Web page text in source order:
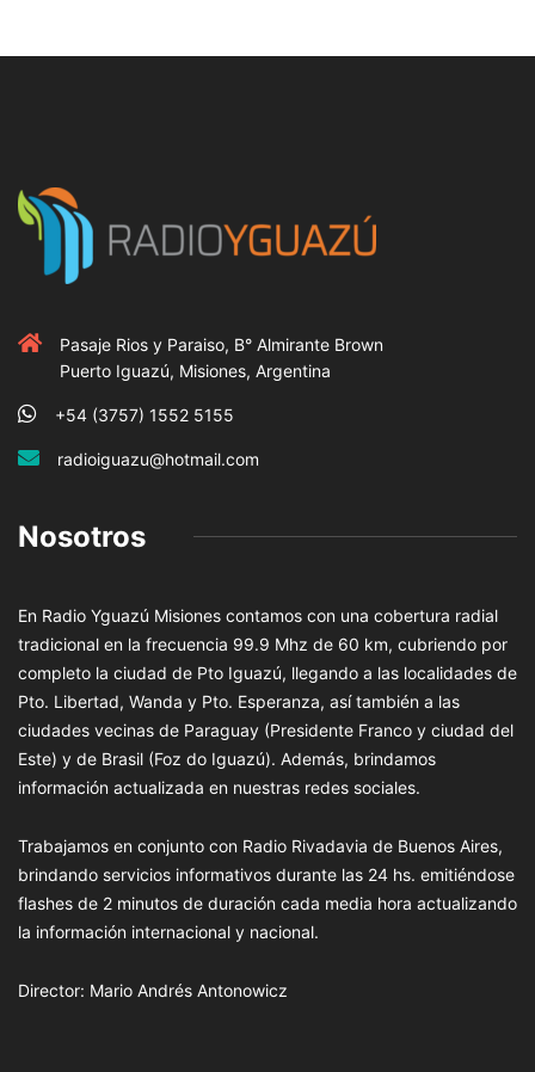
Pasaje Rios y Paraiso, B° Almirante Brown
Puerto Iguazú, Misiones, Argentina
+54 (3757) 1552 5155
radioiguazu@hotmail.com
Nosotros
En Radio Yguazú Misiones contamos con una cobertura radial
tradicional en la frecuencia 99.9 Mhz de 60 km, cubriendo por
completo la ciudad de Pto Iguazú, llegando a las localidades de
Pto. Libertad, Wanda y Pto. Esperanza, así también a las
ciudades vecinas de Paraguay (Presidente Franco y ciudad del
Este) y de Brasil (Foz do Iguazú). Además, brindamos
información actualizada en nuestras redes sociales.
Trabajamos en conjunto con Radio Rivadavia de Buenos Aires,
brindando servicios informativos durante las 24 hs. emitiéndose
flashes de 2 minutos de duración cada media hora actualizando
la información internacional y nacional.
Director: Mario Andrés Antonowicz